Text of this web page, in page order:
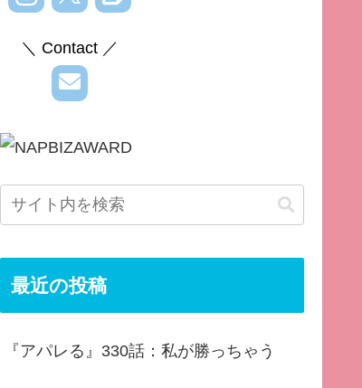
＼ Contact ／
最近の投稿
『アパレる』330話：私が勝っちゃう